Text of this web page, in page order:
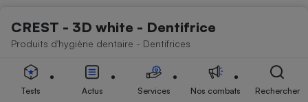
CREST - 3D white - Dentifrice
Produits d'hygiène dentaire - Dentifrices
Tests Actus Services Nos combats Rechercher